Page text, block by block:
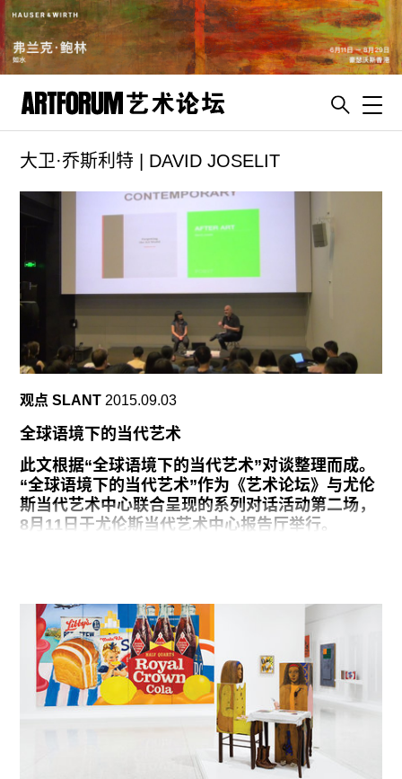
artguide
新闻
杂志
专栏
ENGLISH
订阅
往期内容
关注我们
大卫·乔斯利特 | DAVID JOSELIT
观点 SLANT 2015.09.03
全球语境下的当代艺术
此文根据“全球语境下的当代艺术”对谈整理而成。
“全球语境下的当代艺术”作为《艺术论坛》与尤伦
斯当代艺术中心联合呈现的系列对话活动第二场，
8月11日于尤伦斯当代艺术中心报告厅举行。
在全球化的国际背景下，许多当代艺术家的文化背
景、身份变得多元。本次对话大卫·乔斯利特和帕梅
拉·M·李教授基于此从多方面诠释20、21世纪的艺
术史，讨论从杜尚“现成品艺术”的理念到20世纪中
期影像艺术和新媒体激进主义，再到现今当代艺术
在全球化和数字化双重压力下的发展与可能。
大卫·乔斯利特（David Joselit，纽约城市大学研